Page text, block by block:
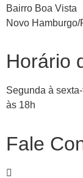
Bairro Boa Vista
Novo Hamburgo/
Horário
Segunda à
às 18h
Fale